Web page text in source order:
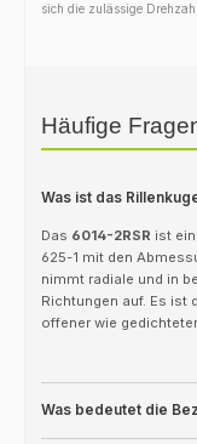
sich die zulässige
Häufige
Was ist das
Das 6014-2RSR ist
625-1 mit den
nimmt radiale und in
Richtungen auf. Es ist
offener wie
Was bedeutet die